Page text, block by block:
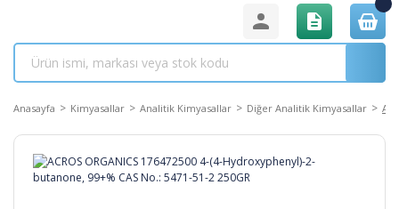
Anasayfa Kimyasallar Analitik Kimyasallar Diğer Analitik Kimyasallar